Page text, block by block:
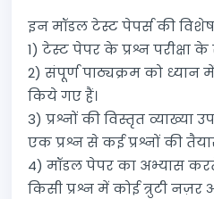
इन मॉडल टेस्ट पेपर्स की
1) टेस्ट पेपर के प्रश्न परीक्षा
2) संपूर्ण पाठ्यक्रम को ध्यान
किये गए हैं।
3) प्रश्नों की विस्तृत व्याख्या
एक प्रश्न से कई प्रश्नों की
4) मॉडल पेपर का अभ्यास
किसी प्रश्न में कोई त्रुटी नज़र